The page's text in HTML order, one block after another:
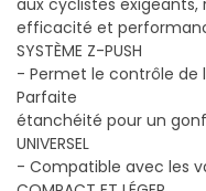
aux cyclistes
efficacité et
SYSTÈME Z-PUSH
- Permet le contrôle de
Parfaite
étanchéité pour un
UNIVERSEL
- Compatible avec les